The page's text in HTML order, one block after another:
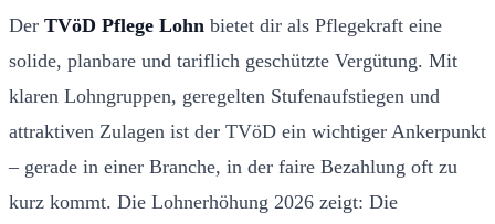
Der TVöD Pflege Lohn bietet dir als Pflegekraft eine
solide, planbare und tariflich geschützte Vergütung. Mit
klaren Lohngruppen, geregelten Stufenaufstiegen und
attraktiven Zulagen ist der TVöD ein wichtiger Ankerpunkt
– gerade in einer Branche, in der faire Bezahlung oft zu
kurz kommt. Die Lohnerhöhung 2026 zeigt: Die